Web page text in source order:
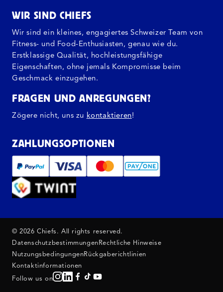
WIR SIND CHIEFS
Wir sind ein kleines, engagiertes Schweizer Team von
Fitness- und Food-Enthusiasten, genau wie du.
Erstklassige Qualität, hochleistungsfähige
Eigenschaften, ohne jemals Kompromisse beim
Geschmack einzugehen.
FRAGEN UND ANREGUNGEN?
Zögere nicht, uns zu kontaktieren!
ZAHLUNGSOPTIONEN
© 2026 Chiefs. All rights reserved.
Datenschutzbestimmungen Rechtliche Hinweise
NutzungsbedingungenRückgaberichtlinien
Kontaktinformationen
Follow us on